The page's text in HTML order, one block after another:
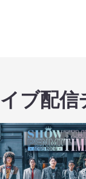
ブ配信